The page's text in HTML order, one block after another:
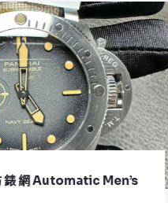
網 Automatic Men’s